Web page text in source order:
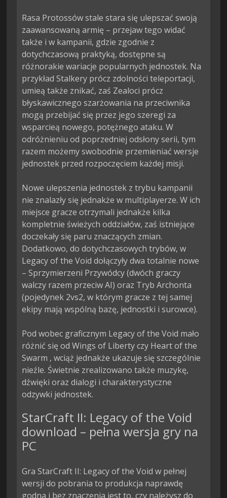
Rasa Protossów stale stara się ulepszać swoją
zaawansowaną armię – przejaw tego widać
także i w kampanii, gdzie zgodnie z
dotychczasową praktyką, dostępne są
różnorakie wariacje popularnych jednostek. Na
przykład Stalkery prócz zdolności teleportacji,
umieą także znikać, zaś Zealoci prócz
błyskawicznego szarżowania na przeciwnika
mogą przebijać się przez jego szeregi za
wsparcieą nowego, potężnego ataku. W
odróżnieniu od poprzedniej odsłony serii, tym
razem możemy swobodnie przemieniać wersje
jednostek przed rozpoczęciem każdej misji.
Nowe ulepszenia jednostek z trybu kampanii
nie znalazły się jednakże w multiplayerze. W ich
miejsce gracze otrzymali jednakże kilka
kompletnie świeżych oddziałów, zaś istniejące
doczekały się paru znaczących zmian.
Dodatkowo, do dotychczasowych trybów, w
Legacy of the Void dołączyły dwa totalnie nowe
– Sprzymierzeni Przywódcy (dwóch graczy
walczy razem przeciw AI) oraz Tryb Archonta
(pojedynek 2vs2, w którym gracze z tej samej
ekipy mają wspólną bazę, jednostki i surowce).
Pod wobec graficznym Legacy of the Void mało
różnić się od Wings of Liberty czy Heart of the
Swarm , wciąż jednakże ukazuje się szczególnie
nieźle. Świetnie zrealizowano także muzykę,
dźwięki oraz dialogi i charakterystyczne
odzywki jednostek.
StarCraft II: Legacy of the Void
download – pełna wersja gry na
PC
Gra StarCraft II: Legacy of the Void w pełnej
wersji do pobrania to produkcja naprawdę
godna i bez znaczenia jest to, czy należysz do